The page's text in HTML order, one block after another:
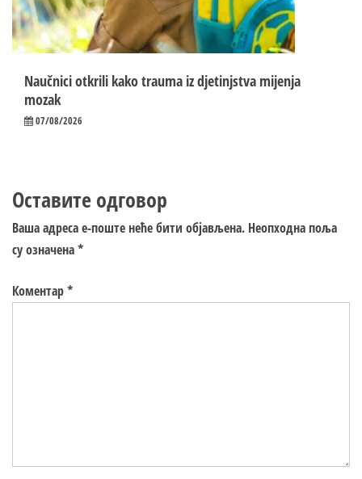
Naučnici otkrili kako trauma iz d‌jetinjstva mijenja
mozak
07/08/2026
Оставите одговор
Ваша адреса е-поште неће бити објављена. Неопходна поља
су означена*
Коментар*